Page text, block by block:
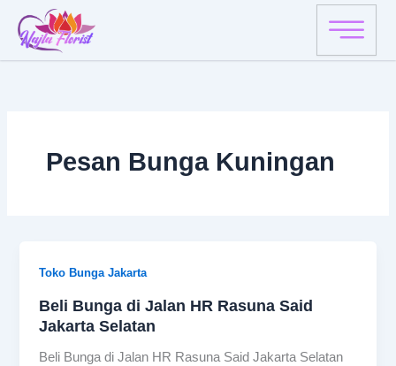
Pesan Bunga Kuningan
Toko Bunga Jakarta
Beli Bunga di Jalan HR Rasuna Said
Jakarta Selatan
Beli Bunga di Jalan HR Rasuna Said Jakarta Selatan